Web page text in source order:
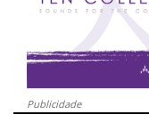
Publicidade